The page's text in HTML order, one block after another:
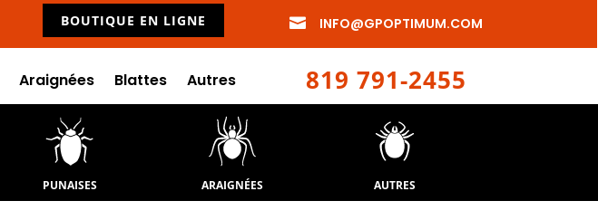
BOUTIQUE EN LIGNE  INFO@GPOPTIMUM.COM
Araignées Blattes Autres 819 791-2455
PUNAISES ARAIGNÉES AUTRES